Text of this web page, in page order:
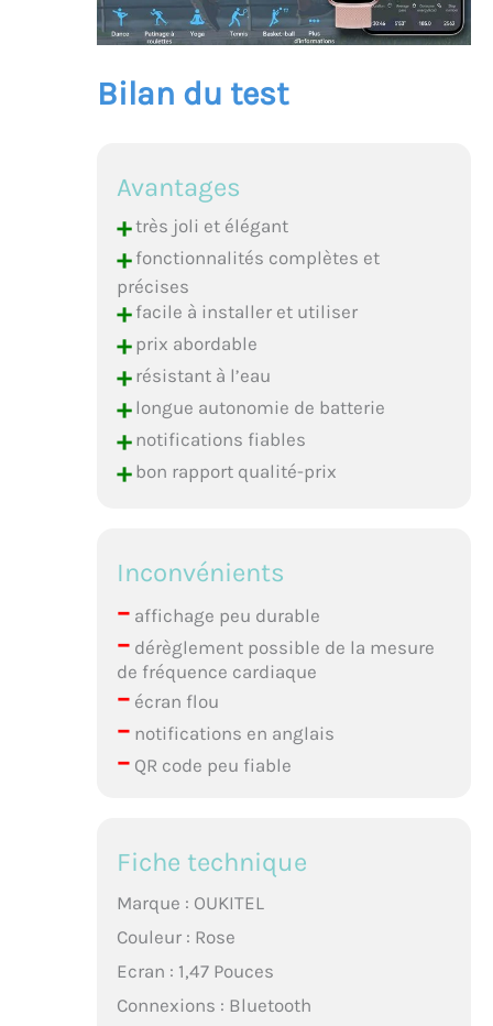
Bilan du test
Avantages
+très joli et élégant
+fonctionnalités complètes et
précises
+facile à installer et utiliser
+prix abordable
+résistant à l’eau
+longue autonomie de batterie
+notifications fiables
+bon rapport qualité-prix
Inconvénients
–affichage peu durable
–dérèglement possible de la mesure
de fréquence cardiaque
–écran flou
–notifications en anglais
–QR code peu fiable
Fiche technique
Marque : OUKITEL
Couleur : Rose
Ecran : 1,47 Pouces
Connexions : Bluetooth